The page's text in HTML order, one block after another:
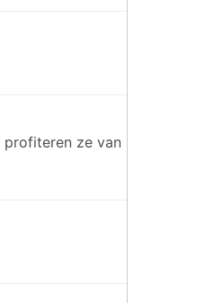
profiteren ze van